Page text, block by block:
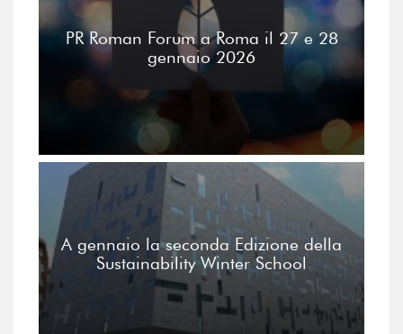
PR Roman Forum a Roma il 27 e 28
gennaio 2026
A gennaio la seconda Edizione della
Sustainability Winter School